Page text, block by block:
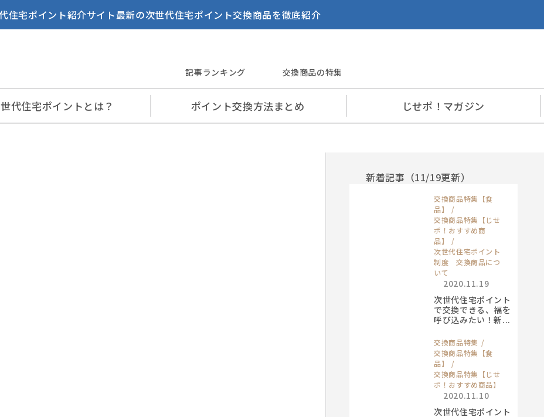
住宅ポイント紹介サイト最新の次世代住宅ポイント交換商品を徹底紹介
記事ランキング 交換商品の特集
代住宅ポイントとは？ ポイント交換方法まとめ じせポ！ マガジン
新着記事（11/19更新）
交換商品特集【食
品】
交換商品特集【じせ
ポ！おすすめ商
品】
次世代住宅ポイント
制度 交換商品につ
いて
2020.11.19
次世代住宅ポイント
で交換できる、福を
呼び込みたい！新...
交換商品特集
交換商品特集【食
品】
交換商品特集【じせ
ポ！おすすめ商品】
2020.11.10
次世代住宅ポイント